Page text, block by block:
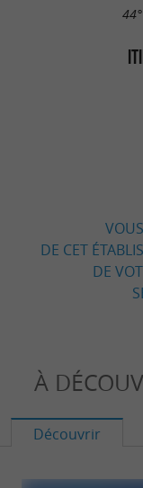
DE CET
DE
À
Découvrir